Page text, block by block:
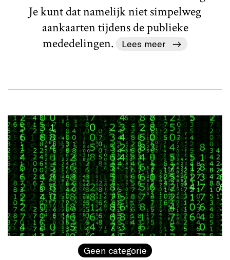
Je kunt dat namelijk niet simpelweg
aankaarten tijdens de publieke
mededelingen.
Lees meer
Geen categorie